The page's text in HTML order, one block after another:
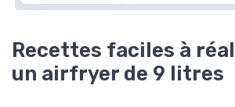
Recettes faciles à
un airfryer de 9 litres